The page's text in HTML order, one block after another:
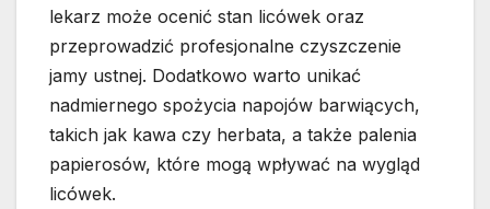
lekarz może ocenić stan licówek oraz
przeprowadzić profesjonalne czyszczenie
jamy ustnej. Dodatkowo warto unikać
nadmiernego spożycia napojów barwiących,
takich jak kawa czy herbata, a także palenia
papierosów, które mogą wpływać na wygląd
licówek.